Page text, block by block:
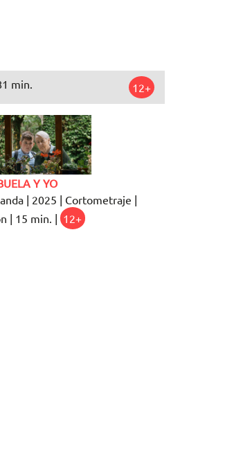
min. 12+
Y YO
| 2025 | Cortometraje |
| 15 min. | 12+